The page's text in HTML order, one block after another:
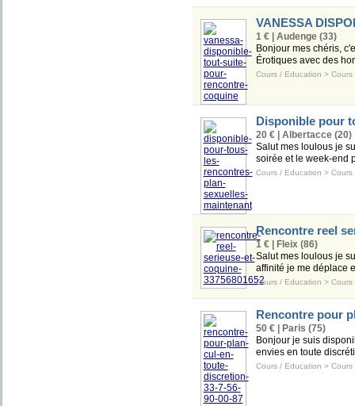
VANESSA
1 € | Audenge (33)
Bonjour mes chéris,
Érotiques avec des
Cours / Education > Cours
Disponible pour
20 € | Albertacce (20)
Salut mes loulous je
soirée et le week-end
Cours / Education > Cours
Rencontre reel
1 € | Fleix (86)
Salut mes loulous je
affinité je me déplace
Cours / Education > Cours
Rencontre pour
50 € | Paris (75)
Bonjour je suis
envies en toute
Cours / Education > Cours